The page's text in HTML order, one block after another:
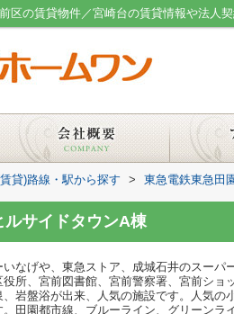
区の賃貸物件／宮崎台の賃貸情報や法人
貸)路線・駅から探す > 東急電鉄東急田
サイドタウンA棟
なげや、東急ストア、成城石井のスー
所、宮前図書館、宮前警察署、宮前シ
岩盤浴が出来、人気の施設です。人気
田園都市線、ブルーライン、グリーン